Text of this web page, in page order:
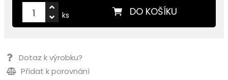
DO KOŠÍKU
ks
Dotaz k výrobku?
Přidat k porovnání